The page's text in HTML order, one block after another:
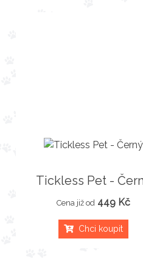
Tickless Pet -
Cena již od 449 Kč
Chci koupit